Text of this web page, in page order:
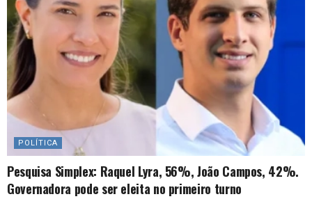
POLÍTICA
Pesquisa Simplex: Raquel Lyra, 56%, João Campos, 42%.
Governadora pode ser eleita no primeiro turno